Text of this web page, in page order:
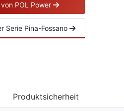
POL Power
Serie Pina-Fossano
Produktsicherheit